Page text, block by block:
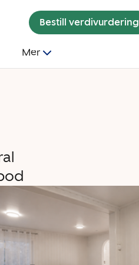
Bestill verdivurdering
Mer